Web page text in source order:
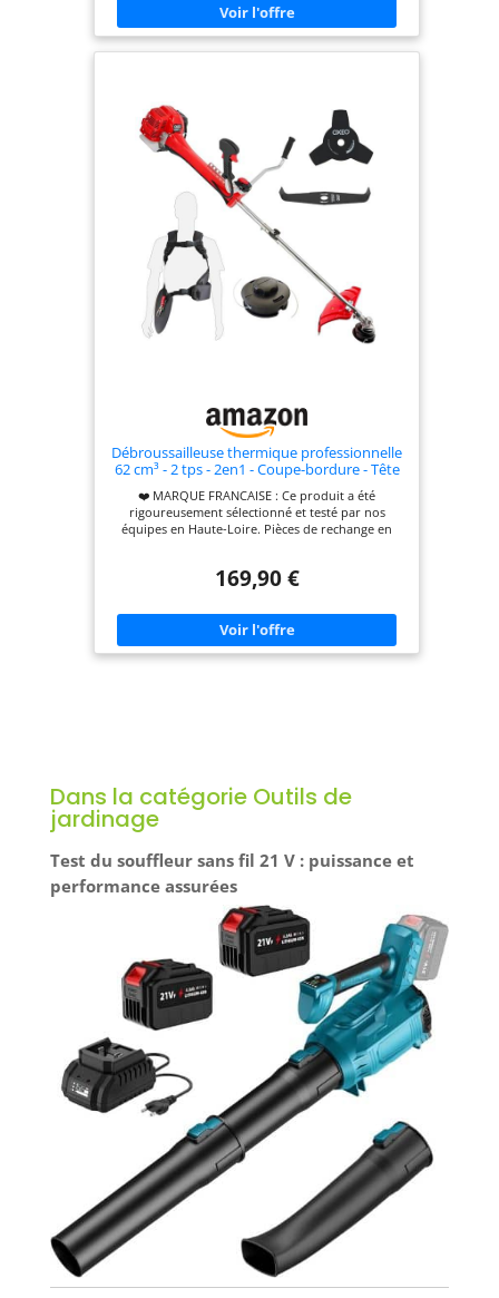
classiques, cette débroussailleuse garantit une
meilleure résistance à l’usure et aux chocs. Son
système de recharge simplifié permet de
automatique “Tap & Go”, le fil se déroule
facilement pendant l’utilisation. POLYVALENCE
MAXIMALE : FIL + LAMES : Utilisez la tête fil pour
l’herbe et les finitions, ou les lames pour les
végétations plus denses. Un seul outil pour tous
vos travaux de jardin. CONFORT D’UTILISATION
AVEC HARNAIS : Le harnais inclus permet de mieux
répartir le poids de la machine et de réduire la
fatigue, idéal pour les longues sessions de travail.
SERVICE CLIENT & PIÈCES DÉTACHÉES
DISPONIBLES : GT GARDEN est une marque
française qui offre un service client réactif et un
stock permanent de pièces détachées en entrepôt,
garantissant l’entretien, la réparation et une
utilisation continue de votre débroussailleuse
Débroussailleuse thermique professionnelle
62 cm³ - 2 tps - 2en1 - Coupe-bordure - Tête
double fil - 2 lames - Anti-vibration
❤️ MARQUE FRANCAISE : Ce produit a été
rigoureusement sélectionné et testé par nos
équipes en Haute-Loire. Pièces de rechange en
broussailles épaisses. Idéal pour les terrains
Lame 3 dents pour végétation dense et lame 2
dents spéciale ronces. Tête double fil Ø 420 mm à
rechargement rapide et rallonge automatique. ✅
CONFORT : Système anti-vibration avec
169,90 €
Dans la catégorie Outils de
jardinage
Test du souffleur sans fil 21 V : puissance et
performance assurées